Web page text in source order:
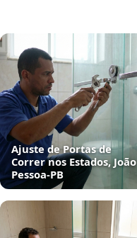
Ajuste de Portas de
Correr nos Estados, João
Pessoa‑PB